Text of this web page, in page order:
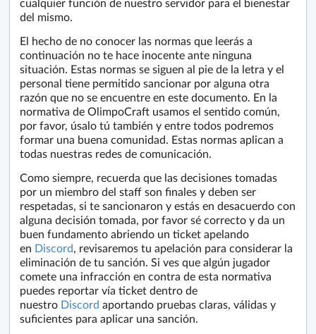
del mismo.
El hecho de no conocer las normas que leerás a
continuación no te hace inocente ante ninguna
situación. Estas normas se siguen al pie de la letra y el
personal tiene permitido sancionar por alguna otra
razón que no se encuentre en este documento. En la
normativa de OlimpoCraft usamos el sentido común,
por favor, úsalo tú también y entre todos podremos
formar una buena comunidad. Estas normas aplican a
todas nuestras redes de comunicación.
Como siempre, recuerda que las decisiones tomadas
por un miembro del staff son finales y deben ser
respetadas, si te sancionaron y estás en desacuerdo con
alguna decisión tomada, por favor sé correcto y da un
buen fundamento abriendo un ticket apelando
en Discord, revisaremos tu apelación para considerar la
eliminación de tu sanción. Si ves que algún jugador
comete una infracción en contra de esta normativa
puedes reportar vía ticket dentro de
nuestro Discord aportando pruebas claras, válidas y
suficientes para aplicar una sanción.